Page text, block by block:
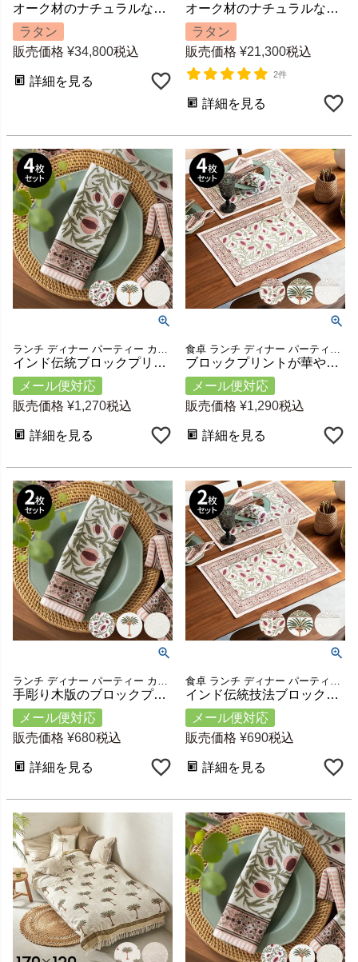
オーク材のナチュラルな木目とラタンメッシュのコンビネーションがリゾート感を醸し出すアジアンミラーLサイズ（ティレムシリーズ）[67183]
ラタン
販売価格 ¥34,800税込
詳細を見る
オーク材のナチュラルな木目とラタンメッシュのコンビネーションがリゾート感を醸し出すアジアンミラーMサイズ（ティレムシリーズ）[67182]
ラタン
販売価格 ¥21,300税込
2件
詳細を見る
インド伝統ブロックプリントのテーブルナプキン 4枚セット 約45×45cm 綿100% [set-4-34638]
メール便対応
販売価格 ¥1,270税込
詳細を見る
ブロックプリントが華やぐコットンのランチョンマット 4枚セット 約33×48cm インド製 [set-4-34636]
メール便対応
販売価格 ¥1,290税込
詳細を見る
手彫り木版のブロックプリントテーブルナプキン 2枚セット 約W45×D45cm [set-2-34638]
メール便対応
販売価格 ¥680税込
詳細を見る
インド伝統技法ブロックプリントのランチョンマット 2枚セット 約W33×D48cm [set-2-34636]
メール便対応
販売価格 ¥690税込
詳細を見る